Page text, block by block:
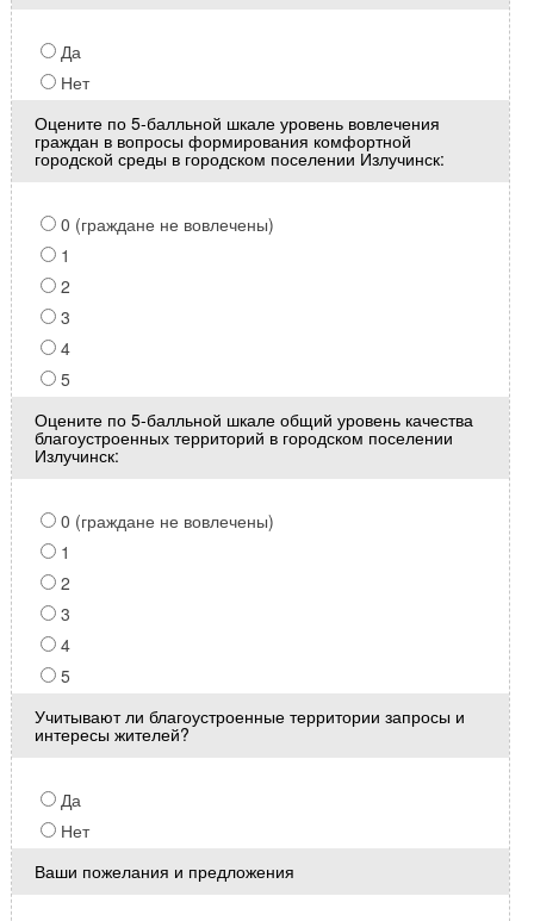
Да
Нет
Оцените по 5-балльной шкале уровень вовлечения
граждан в вопросы формирования комфортной
городской среды в городском поселении Излучинск:
0 (граждане не вовлечены)
1
2
3
4
5
Оцените по 5-балльной шкале общий уровень качества
благоустроенных территорий в городском поселении
Излучинск:
0 (граждане не вовлечены)
1
2
3
4
5
Учитывают ли благоустроенные территории запросы и
интересы жителей?
Да
Нет
Ваши пожелания и предложения